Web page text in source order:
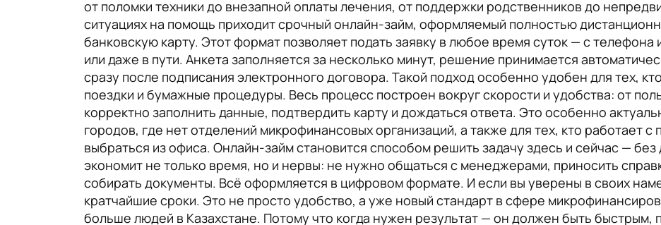
от поломки техники до внезапной оплаты лечения, от поддержки родственников до
ситуациях на помощь приходит срочный онлайн-займ, оформляемый полностью
банковскую карту. Этот формат позволяет подать заявку в любое время суток — с
или даже в пути. Анкета заполняется за несколько минут, решение принимается
сразу после подписания электронного договора. Такой подход особенно удобен для тех,
поездки и бумажные процедуры. Весь процесс построен вокруг скорости и удобства: от
корректно заполнить данные, подтвердить карту и дождаться ответа. Это особенно
городов, где нет отделений микрофинансовых организаций, а также для тех, кто работает
выбраться из офиса. Онлайн-займ становится способом решить задачу здесь и сейчас —
экономит не только время, но и нервы: не нужно общаться с менеджерами, приносить
собирать документы. Всё оформляется в цифровом формате. И если вы уверены в своих
кратчайшие сроки. Это не просто удобство, а уже новый стандарт в сфере
больше людей в Казахстане. Потому что когда нужен результат — он должен быть быстрым,